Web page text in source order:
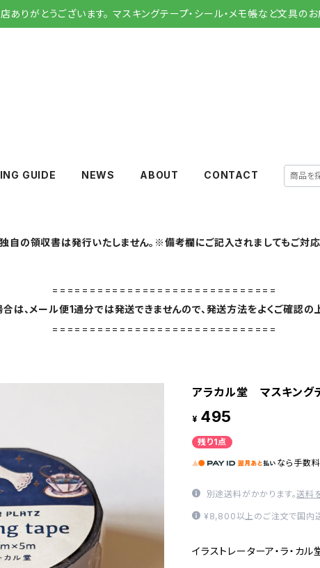
ありがとうございます。 マスキングテープ・シール・メモ帳など文具の
GUIDE NEWS ABOUT CONTACT
の領収書は発行いたしません。※備考欄にご記入されましてもご対応
==============================
は、メール便1通分では発送できませんので、発送方法をよくご確認の
==============================
アラカル堂 マスキング
¥ 495
残り1点
なら 手数
別途送料がかかります。送料
¥8,800以上のご注文で国内
イラストレーターア・ラ・カ